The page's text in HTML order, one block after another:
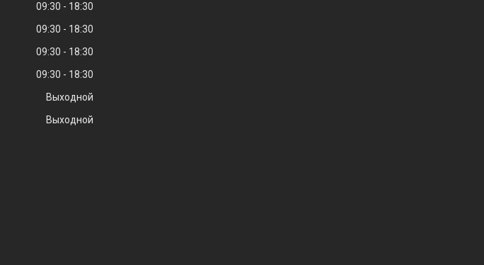
09:30
18:30
09:30
18:30
09:30
18:30
09:30
18:30
Выходной
Выходной